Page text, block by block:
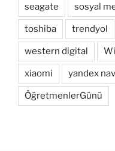
seagate sosyal
toshiba trendyol
western digital
xiaomi yandex
ÖğretmenlerGünü